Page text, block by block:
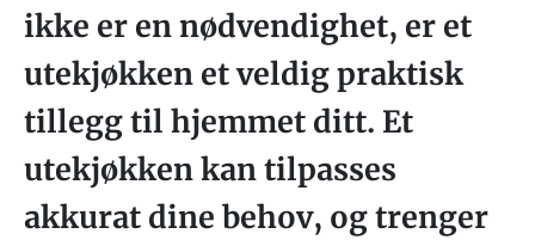
ikke er en nødvendighet, er et
utekjøkken et veldig praktisk
tillegg til hjemmet ditt. Et
utekjøkken kan tilpasses
akkurat dine behov, og trenger